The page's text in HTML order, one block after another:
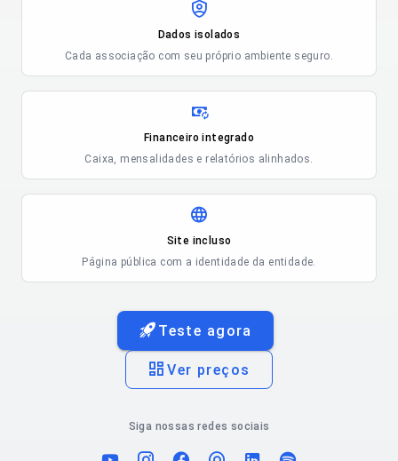
Dados isolados
Cada associação com seu próprio ambiente seguro.
Financeiro integrado
Caixa, mensalidades e relatórios alinhados.
Site incluso
Página pública com a identidade da entidade.
Teste agora
Ver preços
Siga nossas redes sociais